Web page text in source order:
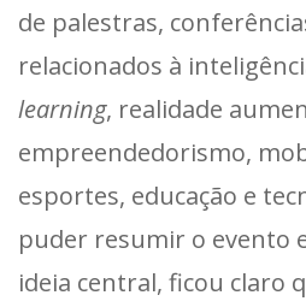
de palestras,
relacionados à
learning, realidade
empreendedorismo,
esportes, educação e
puder resumir o evento
ideia central, ficou claro